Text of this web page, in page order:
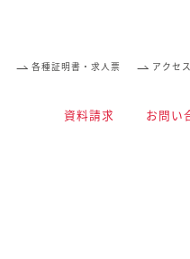
各種証明書・求人票 アクセス
資料請求 お問い